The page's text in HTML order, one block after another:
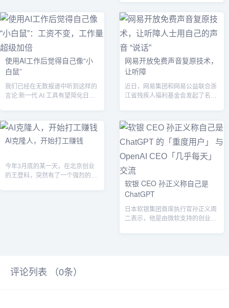
使用AI工作后觉得自己像“小
白鼠”
我们已经在无数报道中听到这样的
言论:新一代 AI 工具有望简化日常
​网易开放免费声音复原技术，
让听障
近日，网易集团和网易公益联合浙
江省残疾人福利基金会发起了名为
AI克隆人，开始打工赚钱
今年3月底的某一天，在北京创业
的王登科，突然有了一个强烈的想
软银 CEO 孙正义称自己是
ChatGPT
日本软银集团首席执行官孙正义周
二表示，他是由微软支持的创业公
评论列表 （0条）